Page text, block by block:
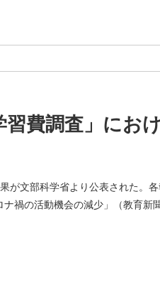
習費調査」にお
が文部科学省より公表された。
禍の活動機会の減少」（教育新